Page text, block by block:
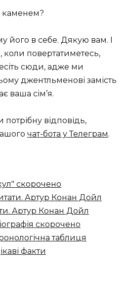
каменем?
його в себе. Дякую вам. I
коли повертатиметесь,
сюди, адже ми
джентльменові замість
ваша сім’я.
відповідь,
чат-бота у Телеграм.
скорочено
Артур Конан Дойл
Артур Конан Дойл
скорочено
таблиця
факти